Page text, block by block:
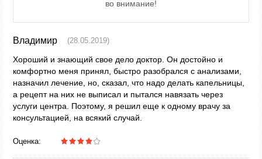
во внимание!
Владимир (28.05.2019)
Хороший и знающий свое дело доктор. Он достойно и
комфортно меня принял, быстро разобрался с анализами,
назначил лечение, но, сказал, что надо делать капельницы,
а рецепт на них не выписал и пытался навязать через
услуги центра. Поэтому, я решил еще к одному врачу за
консультацией, на всякий случай.
Оценка: